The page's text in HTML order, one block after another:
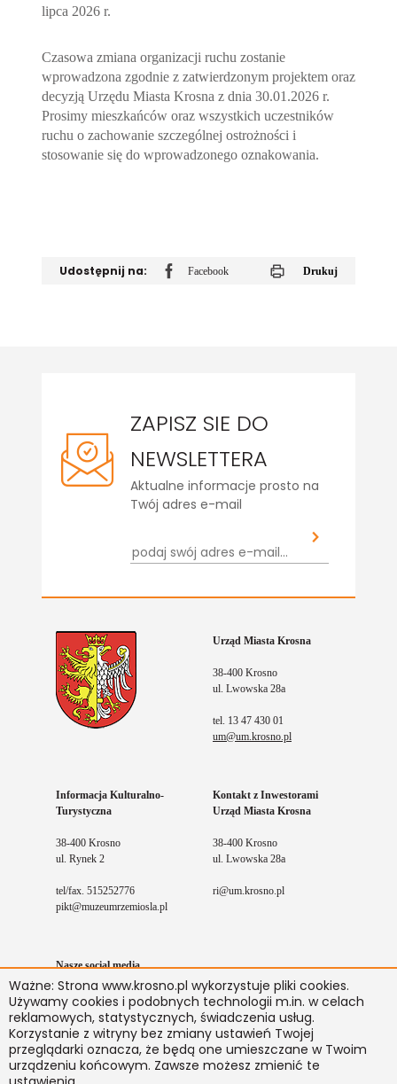
Ważne: Strona www.krosno.pl wykorzystuje pliki cookies.
Używamy cookies i podobnych technologii m.in. w celach
reklamowych, statystycznych, świadczenia usług.
Korzystanie z witryny bez zmiany ustawień Twojej
przeglądarki oznacza, że będą one umieszczane w Twoim
urządzeniu końcowym. Zawsze możesz zmienić te
lipca 2026 r.
Czasowa zmiana organizacji ruchu zostanie
wprowadzona zgodnie z zatwierdzonym projektem oraz
decyzją Urzędu Miasta Krosna z dnia 30.01.2026 r.
Prosimy mieszkańców oraz wszystkich uczestników
ruchu o zachowanie szczególnej ostrożności i
stosowanie się do wprowadzonego oznakowania.
Udostępnij na: Facebook Drukuj
ZAPISZ SIE DO
NEWSLETTERA
Aktualne informacje prosto na
Twój adres e-mail
Urząd Miasta Krosna
38-400 Krosno
ul. Lwowska 28a
tel. 13 47 430 01
um@um.krosno.pl
Informacja Kulturalno-
Turystyczna
38-400 Krosno
ul. Rynek 2
tel/fax. 515252776
pikt@muzeumrzemiosla.pl
Kontakt z Inwestorami
Urząd Miasta Krosna
38-400 Krosno
ul. Lwowska 28a
ri@um.krosno.pl
Nasze social media
Facebook Youtube Instagram
Kontakt BIP Mapa serwisu Deklaracja dostępności
© 2021